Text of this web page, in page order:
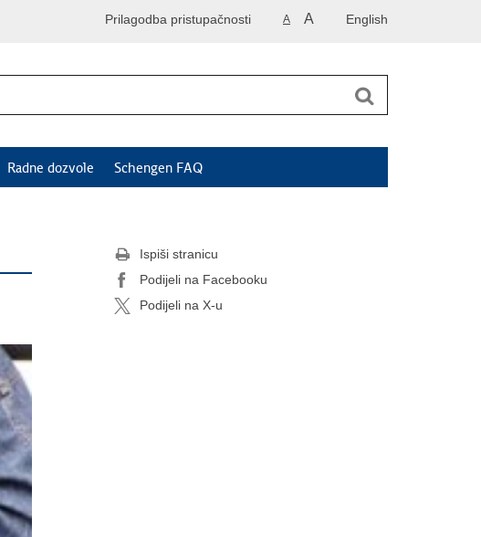
English
A A
Prilagodba pristupačnosti
Radne dozvole Schengen FAQ
Ispiši stranicu
Podijeli na Facebooku
Podijeli na X-u